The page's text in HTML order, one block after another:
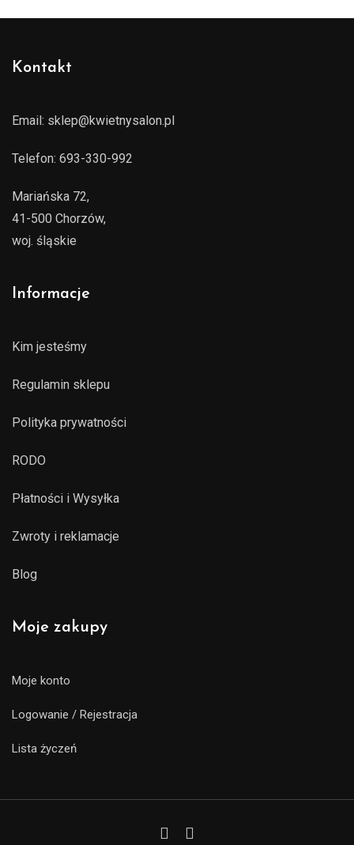
Kontakt
Email: sklep@kwietnysalon.pl
Telefon: 693-330-992
Mariańska 72,
41-500 Chorzów,
woj. śląskie
Informacje
Kim jesteśmy
Regulamin sklepu
Polityka prywatności
RODO
Płatności i Wysyłka
Zwroty i reklamacje
Blog
Moje zakupy
Moje konto
Logowanie / Rejestracja
Lista życzeń